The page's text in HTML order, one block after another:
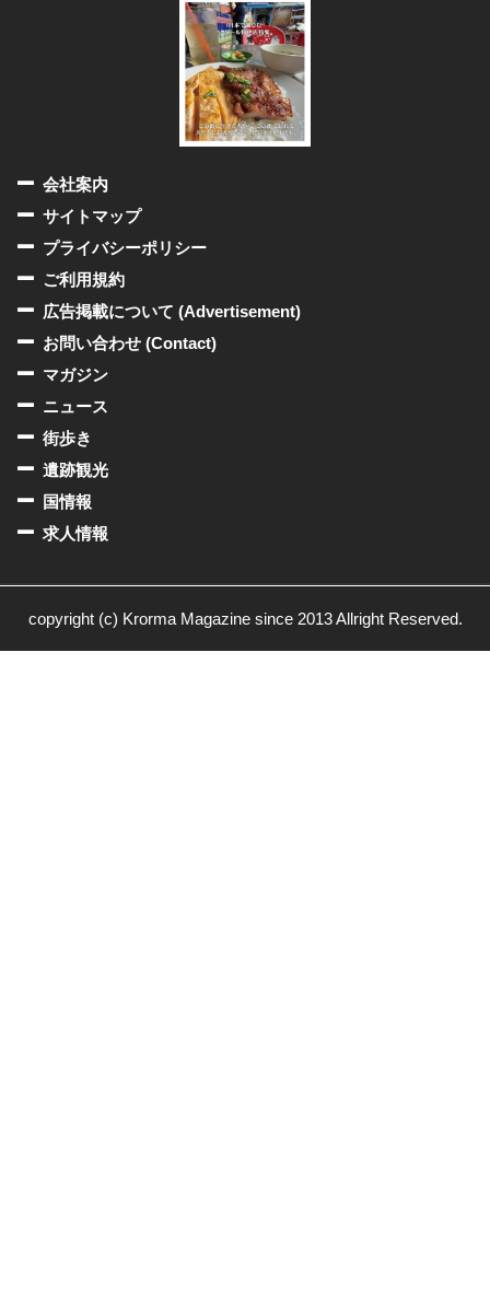
会社案内
サイトマップ
プライバシーポリシー
ご利用規約
広告掲載について (Advertisement)
お問い合わせ (Contact)
マガジン
ニュース
街歩き
遺跡観光
国情報
求人情報
copyright (c) Krorma Magazine since 2013 Allright Reserved.